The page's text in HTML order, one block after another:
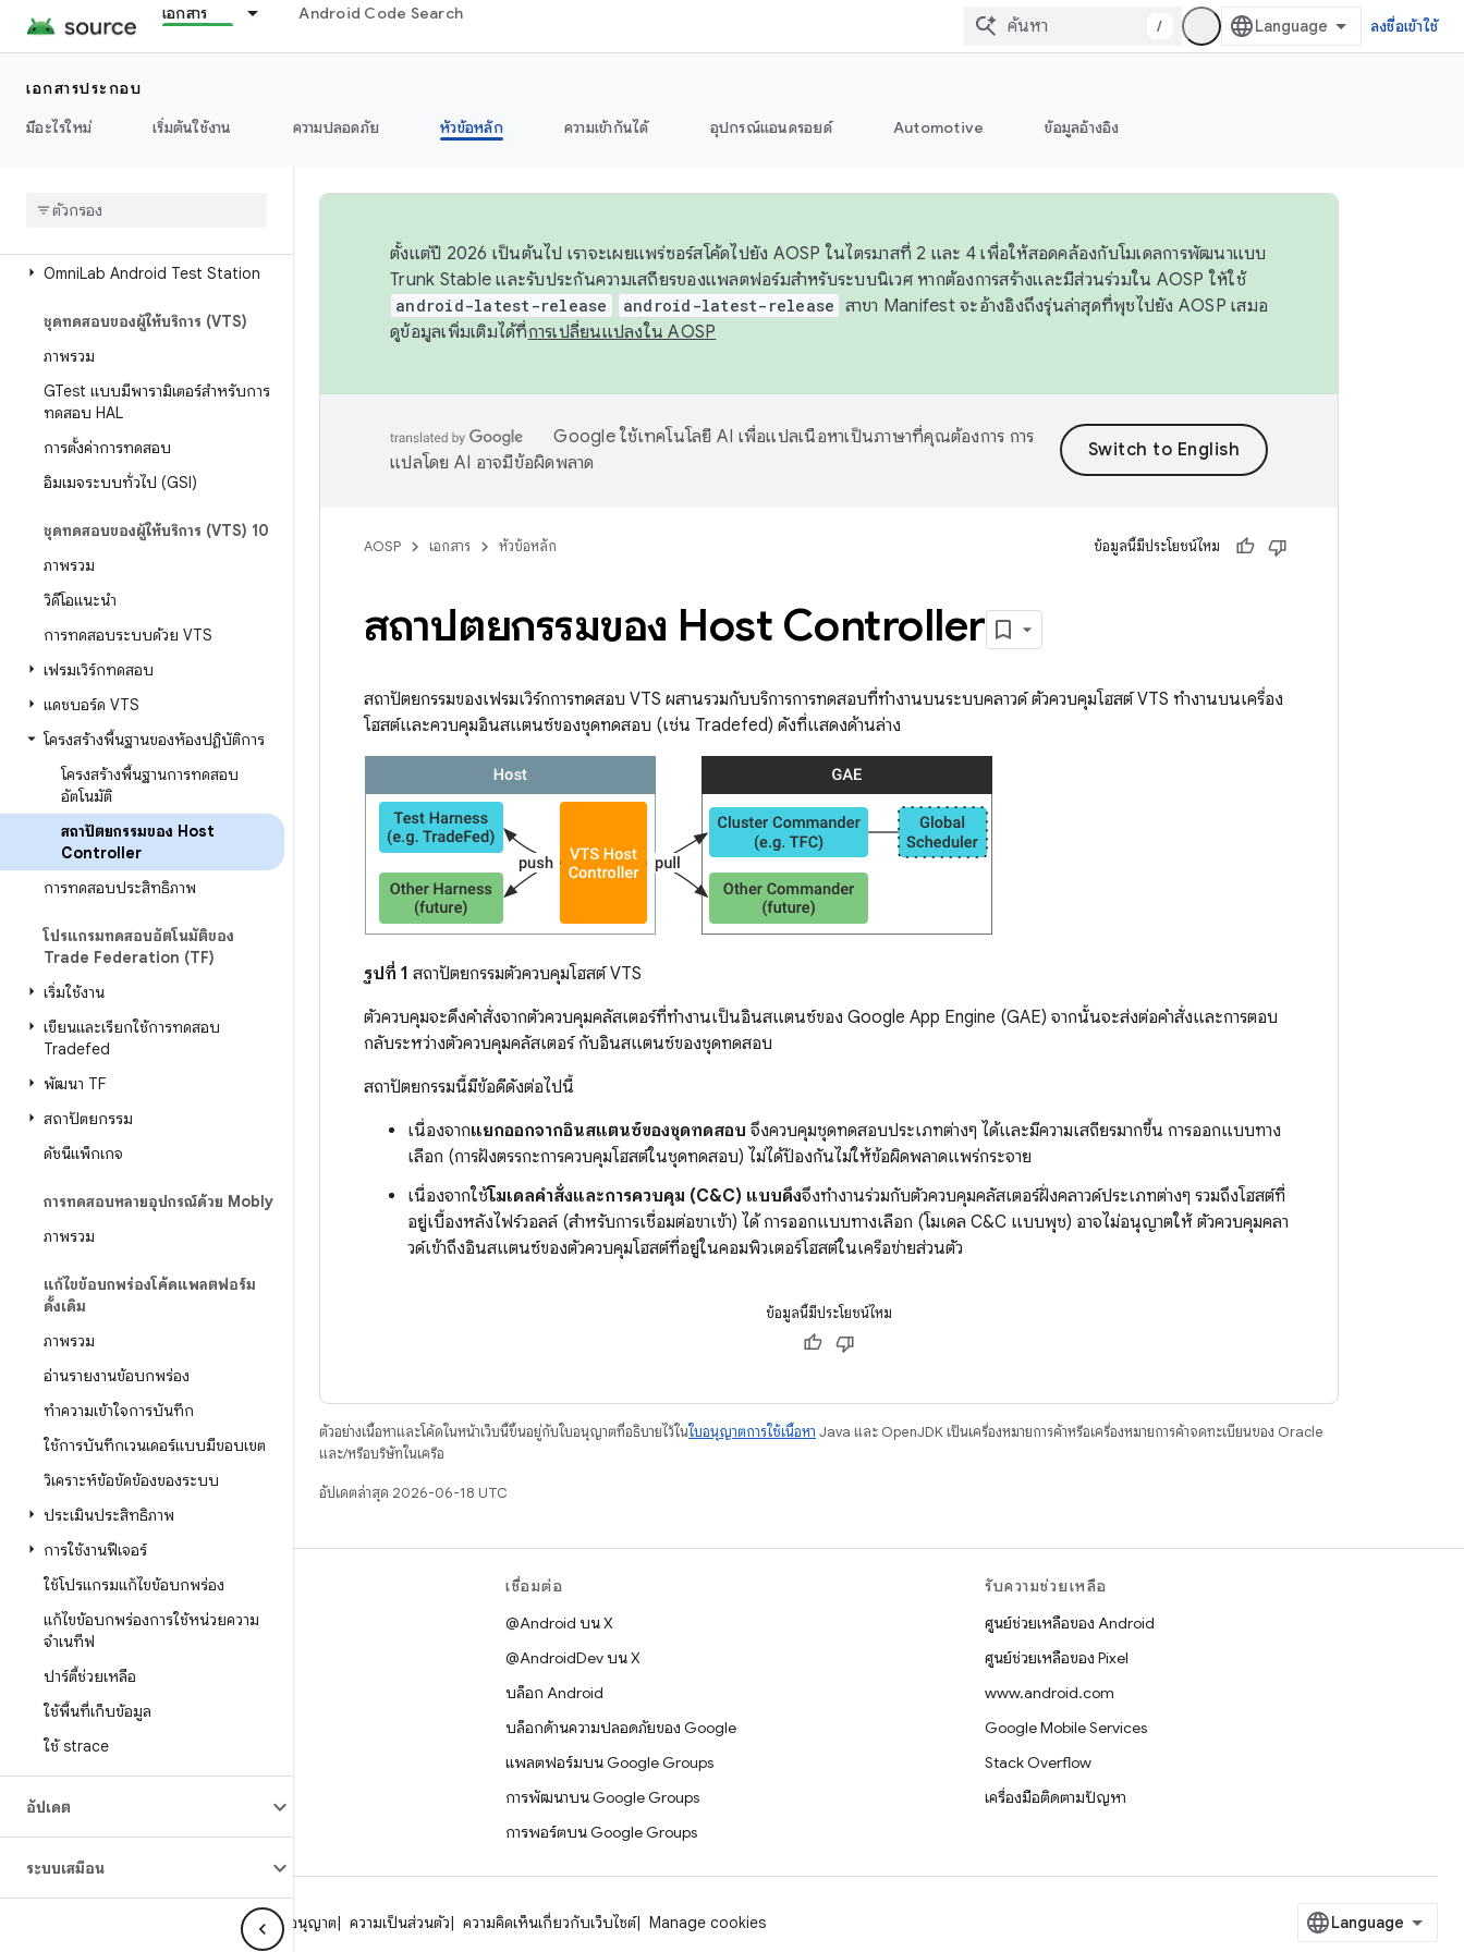
เอกสาร Android Code Search
/ ลงชื่อเข้าใช้
เอกสารประกอบ
มีอะไรใหม่
เริ่มต้นใช้งาน ความปลอดภัย หัวข้อหลัก ความเข้ากันได้ อุปกรณ์แอนดรอยด์ Automotive ข้อมูลอ้างอิง
การกำหนดค่าบิลด์แบบง่าย
การทดสอบการใช้เครื่องมือ
GoogleTests (GTests)
การแมปการทดสอบ
OmniLab Android Test Station
ชุดทดสอบของผู้ให้บริการ (VTS)
ภาพรวม
GTest แบบมีพารามิเตอร์สําหรับการ
ทดสอบ HAL
การตั้งค่าการทดสอบ
อิมเมจระบบทั่วไป (GSI)
ชุดทดสอบของผู้ให้บริการ (VTS) 10
ภาพรวม
วิดีโอแนะนำ
การทดสอบระบบด้วย VTS
เฟรมเวิร์กทดสอบ
แดชบอร์ด VTS
โครงสร้างพื้นฐานของห้องปฏิบัติการ
โครงสร้างพื้นฐานการทดสอบ
อัตโนมัติ
สถาปัตยกรรมของ Host
Controller
การทดสอบประสิทธิภาพ
โปรแกรมทดสอบอัตโนมัติของ
Trade Federation (TF)
เริ่มใช้งาน
เขียนและเรียกใช้การทดสอบ
Tradefed
พัฒนา TF
สถาปัตยกรรม
ดัชนีแพ็กเกจ
การทดสอบหลายอุปกรณ์ด้วย Mobly
ภาพรวม
แก้ไขข้อบกพร่องโค้ดแพลตฟอร์ม
ดั้งเดิม
ภาพรวม
อ่านรายงานข้อบกพร่อง
ทําความเข้าใจการบันทึก
ใช้การบันทึกเวนเดอร์แบบมีขอบเขต
วิเคราะห์ข้อขัดข้องของระบบ
ประเมินประสิทธิภาพ
การใช้งานฟีเจอร์
ใช้โปรแกรมแก้ไขข้อบกพร่อง
แก้ไขข้อบกพร่องการใช้หน่วยความ
จําเนทีฟ
ปาร์ตี้ช่วยเหลือ
ใช้พื้นที่เก็บข้อมูล
ใช้ strace
อัปเดต
ระบบเสมือน
ตั้งแต่ปี 2026 เป็นต้นไป เราจะเผยแพร่ซอร์สโค้ดไปยัง AOSP ในไตรมาสที่ 2 และ 4 เพื่อให้สอดคล้องกับโมเดลการพัฒนาแบบ
Trunk Stable และรับประกันความเสถียรของแพลตฟอร์มสำหรับระบบนิเวศ หากต้องการสร้างและมีส่วนร่วมใน AOSP ให้ใช้
android-latest-release android-latest-release สาขา Manifest จะอ้างอิงถึงรุ่นล่าสุดที่พุชไปยัง AOSP เสมอ
ดูข้อมูลเพิ่มเติมได้ที่การเปลี่ยนแปลงใน AOSP
Google ใช้เทคโนโลยี AI เพื่อแปลเนื้อหาเป็นภาษาที่คุณต้องการ การ
แปลโดย AI อาจมีข้อผิดพลาด
AOSP เอกสาร หัวข้อหลัก ข้อมูลนี้มีประโยชน์ไหม
สถาปัตยกรรมของ Host Controller
สถาปัตยกรรมของเฟรมเวิร์กการทดสอบ VTS ผสานรวมกับบริการการทดสอบที่ทำงานบนระบบคลาวด์ ตัวควบคุมโฮสต์ VTS ทำงานบนเครื่อง
โฮสต์และควบคุมอินสแตนซ์ของชุดทดสอบ (เช่น Tradefed) ดังที่แสดงด้านล่าง
รูปที่ 1 สถาปัตยกรรมตัวควบคุมโฮสต์ VTS
ตัวควบคุมจะดึงคำสั่งจากตัวควบคุมคลัสเตอร์ที่ทำงานเป็นอินสแตนซ์ของ Google App Engine (GAE) จากนั้นจะส่งต่อคำสั่งและการตอบ
กลับระหว่างตัวควบคุมคลัสเตอร์ กับอินสแตนซ์ของชุดทดสอบ
สถาปัตยกรรมนี้มีข้อดีดังต่อไปนี้
เนื่องจากแยกออกจากอินสแตนซ์ของชุดทดสอบ จึงควบคุมชุดทดสอบประเภทต่างๆ ได้และมีความเสถียรมากขึ้น การออกแบบทาง
เลือก (การฝังตรรกะการควบคุมโฮสต์ในชุดทดสอบ) ไม่ได้ป้องกันไม่ให้ข้อผิดพลาดแพร่กระจาย
เนื่องจากใช้โมเดลคำสั่งและการควบคุม (C&C) แบบดึงจึงทำงานร่วมกับตัวควบคุมคลัสเตอร์ฝั่งคลาวด์ประเภทต่างๆ รวมถึงโฮสต์ที่
อยู่เบื้องหลังไฟร์วอลล์ (สำหรับการเชื่อมต่อขาเข้า) ได้ การออกแบบทางเลือก (โมเดล C&C แบบพุช) อาจไม่อนุญาตให้ ตัวควบคุมคลา
วด์เข้าถึงอินสแตนซ์ของตัวควบคุมโฮสต์ที่อยู่ในคอมพิวเตอร์โฮสต์ในเครือข่ายส่วนตัว
ข้อมูลนี้มีประโยชน์ไหม
ตัวอย่างเนื้อหาและโค้ดในหน้าเว็บนี้ขึ้นอยู่กับใบอนุญาตที่อธิบายไว้ในใบอนุญาตการใช้เนื้อหา Java และ OpenJDK เป็นเครื่องหมายการค้าหรือเครื่องหมายการค้าจดทะเบียนของ Oracle
และ/หรือบริษัทในเครือ
อัปเดตล่าสุด 2026-06-18 UTC
บิวด์
ที่เก็บสำหรับ Android
ไบนารีไดรเวอร์
เชื่อมต่อ
@Android บน X
@AndroidDev บน X
บล็อก Android
บล็อกด้านความปลอดภัยของ Google
แพลตฟอร์มบน Google Groups
การพัฒนาบน Google Groups
การพอร์ตบน Google Groups
รับความช่วยเหลือ
ศูนย์ช่วยเหลือของ Android
ศูนย์ช่วยเหลือของ Pixel
www.android.com
Google Mobile Services
Stack Overflow
เครื่องมือติดตามปัญหา
กฎหมาย ใบอนุญาต ความเป็นส่วนตัว ความคิดเห็นเกี่ยวกับเว็บไซต์ Manage cookies